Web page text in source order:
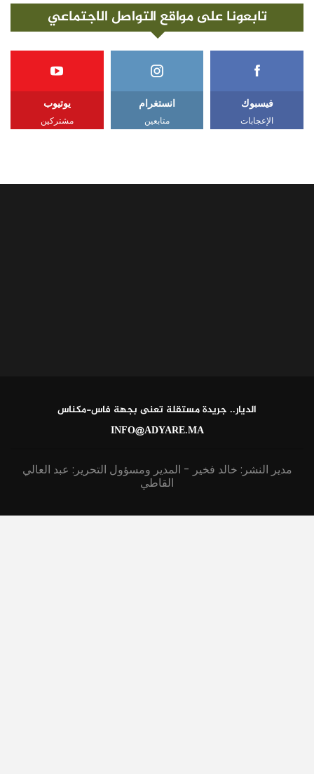
تابعونا على مواقع التواصل الاجتماعي
فيسبوك
الإعجابات
انستغرام
متابعين
يوتيوب
مشتركين
الديار.. جريدة مستقلة تعنى بجهة فاس-مكناس
INFO@ADYARE.MA
مدير النشر: خالد فخير - المدير ومسؤول التحرير: عبد العالي
القاطي